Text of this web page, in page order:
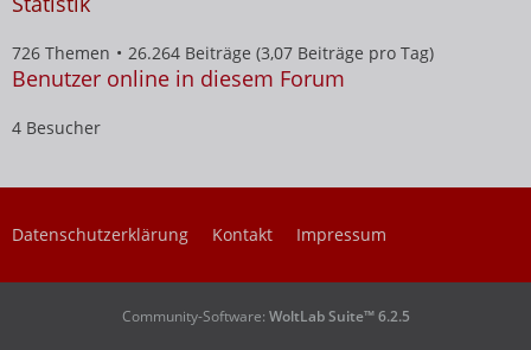
726 Themen 26.264 Beiträge (3,07 Beiträge pro Tag)
Benutzer online in diesem Forum
4 Besucher
Datenschutzerklärung Kontakt Impressum
Community-Software: WoltLab Suite™ 6.2.5